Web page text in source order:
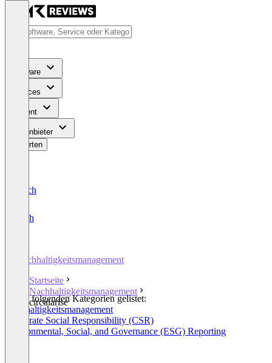
Software
Services
Content
Für Anbieter
Bewerten
Deutsch
English
Nachhaltigkeitsmanagement
Startseite
Nachhaltigkeitsmanagement
circularise
In den folgenden Kategorien gelistet:
Nachhaltigkeitsmanagement
Corporate Social Responsibility (CSR)
Environmental, Social, and Governance (ESG) Reporting